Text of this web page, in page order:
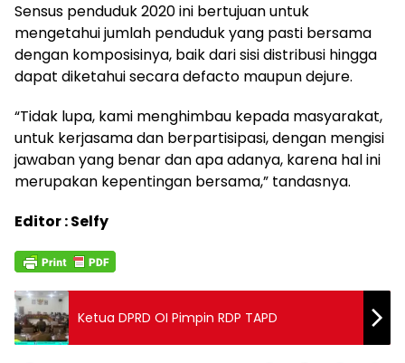
Sensus penduduk 2020 ini bertujuan untuk
mengetahui jumlah penduduk yang pasti bersama
dengan komposisinya, baik dari sisi distribusi hingga
dapat diketahui secara defacto maupun dejure.
“Tidak lupa, kami menghimbau kepada masyarakat,
untuk kerjasama dan berpartisipasi, dengan mengisi
jawaban yang benar dan apa adanya, karena hal ini
merupakan kepentingan bersama,” tandasnya.
Editor : Selfy
Ketua DPRD OI Pimpin RDP TAPD